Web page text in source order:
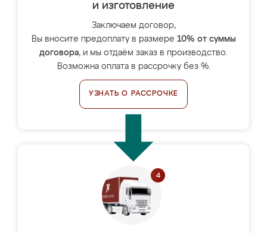
и изготовление
Заключаем договор,
Вы вносите предоплату в размере 10% от суммы
договора, и мы отдаём заказ в производство.
Возможна оплата в рассрочку без %.
УЗНАТЬ О РАССРОЧКЕ